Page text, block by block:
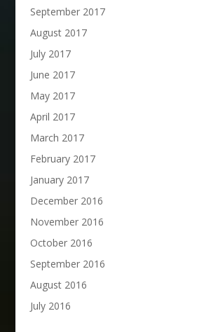
September 2017
August 2017
July 2017
June 2017
May 2017
April 2017
March 2017
February 2017
January 2017
December 2016
November 2016
October 2016
September 2016
August 2016
July 2016